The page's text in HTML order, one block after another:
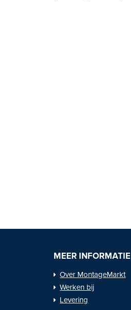
MEER INFORMATIE
Over MontageMarkt
Werken bij
Levering